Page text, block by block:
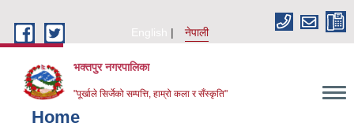
English
नेपाली
भक्तपुर नगरपालिका
"पूर्खाले सिर्जेको सम्पत्ति, हाम्रो कला र सँस्कृति"
Home